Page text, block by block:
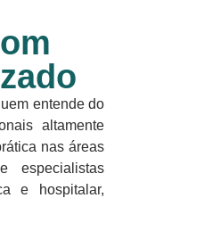
entende do
altamente
nas áreas
especialistas
e hospitalar,